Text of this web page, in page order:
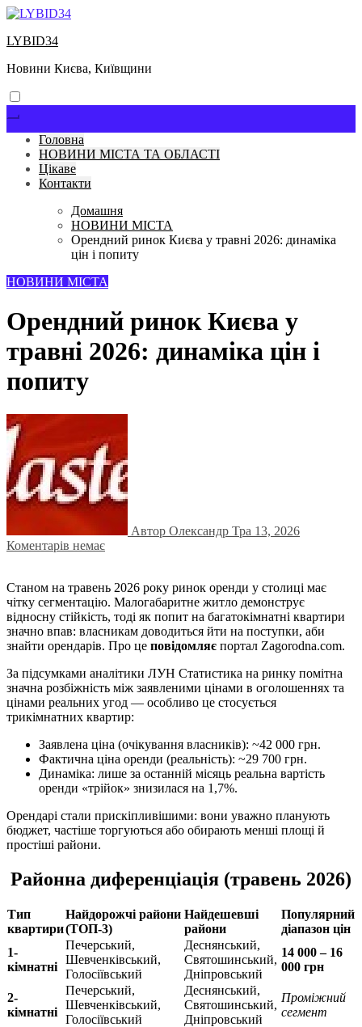
Перейти
вмісту
LYBID34
Новини Києва, Київщини
Головна
НОВИНИ МІСТА ТА ОБЛАСТІ
Цікаве
Контакти
Домашня
НОВИНИ МІСТА
Орендний ринок Києва у травні 2026: динаміка
цін і попиту
НОВИНИ МІСТА
Орендний ринок Києва у
травні 2026: динаміка цін і
попиту
Автор Олександр Тра 13, 2026
Коментарів немає
Станом на травень 2026 року ринок оренди у столиці має
чітку сегментацію. Малогабаритне житло демонструє
відносну стійкість, тоді як попит на багатокімнатні квартири
значно впав: власникам доводиться йти на поступки, аби
знайти орендарів. Про це повідомляє портал Zagorodna.com.
За підсумками аналітики ЛУН Статистика на ринку помітна
значна розбіжність між заявленими цінами в оголошеннях та
цінами реальних угод — особливо це стосується
трикімнатних квартир:
Заявлена ціна (очікування власників): ~42 000 грн.
Фактична ціна оренди (реальність): ~29 700 грн.
Динаміка: лише за останній місяць реальна вартість
оренди «трійок» знизилася на 1,7%.
Орендарі стали прискіпливішими: вони уважно планують
бюджет, частіше торгуються або обирають менші площі й
простіші райони.
Районна диференціація (травень 2026)
Тип
квартири
Найдорожчі райони
(ТОП-3)
Найдешевші
райони
Популярний
діапазон цін
1-
кімнатні
Печерський,
Шевченківський,
Голосіївський
Деснянський,
Святошинський,
Дніпровський
14 000 – 16
000 грн
2-
кімнатні
Печерський,
Шевченківський,
Голосіївський
Деснянський,
Святошинський,
Дніпровський
Проміжний
сегмент